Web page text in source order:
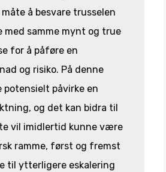
å besvare trusselen
med samme mynt og true
for å påføre en
og risiko. På denne
potensielt påvirke en
og det kan bidra til
vil imidlertid kunne være
ramme, først og fremst
til ytterligere eskalering